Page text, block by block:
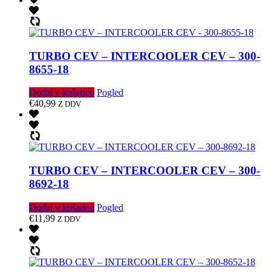
TURBO CEV – INTERCOOLER CEV – 300-
8655-18
Dodaj v košarico Pogled
€40,99 Z DDV
TURBO CEV – INTERCOOLER CEV – 300-
8692-18
Dodaj v košarico Pogled
€11,99 Z DDV